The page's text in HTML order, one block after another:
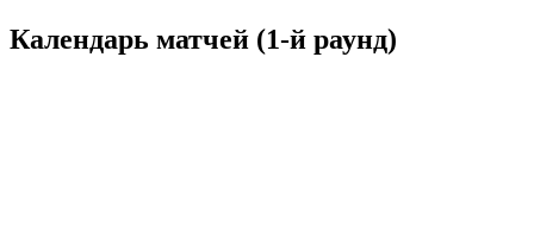
Календарь матчей (1-й раунд)